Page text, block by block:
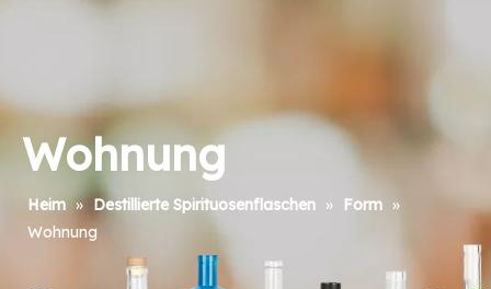
Wohnung
Heim » Destillierte Spirituosenflaschen » Form »
Wohnung